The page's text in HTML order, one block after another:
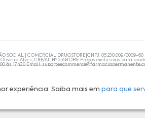
experiência. Saiba mais empara que
| COMERCIAL DRUGSTORE|CNPJ: 05.230.009/0009-60
Alves, CRF/AL Nº 2558 OBS: Preços exclusivos para
às 17h30 Email:
as orientações de um profissional da área médica.
persistirem, um médico deve ser consultado. A
suas compras com tranquilidade. A privacidade e a
da disponibilidade de produto em nosso estoque.